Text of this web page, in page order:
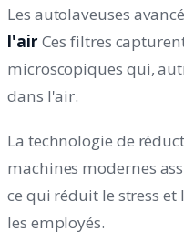
Les autolaveuses
l'air Ces filtres
microscopiques qui,
dans l'air.
La technologie de
machines modernes
ce qui réduit le stress
les employés.